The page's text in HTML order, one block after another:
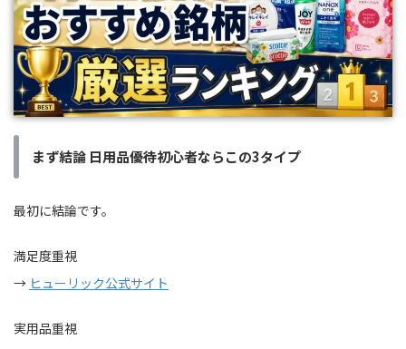
まず結論 日用品優待初心者ならこの3タイプ
最初に結論です。
満足度重視
→ ヒューリック公式サイト
実用品重視